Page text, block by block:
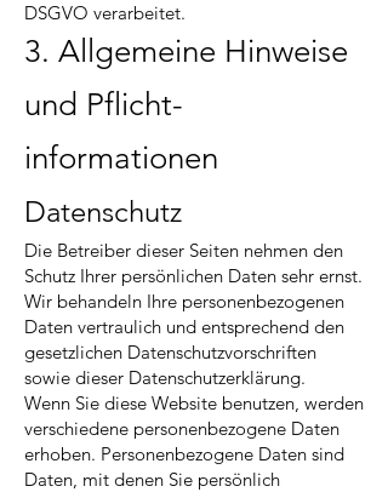
DSGVO verarbeitet.
3. Allgemeine Hinweise
und Pflicht­
informationen
Datenschutz
Die Betreiber dieser Seiten nehmen den
Schutz Ihrer persönlichen Daten sehr ernst.
Wir behandeln Ihre personenbezogenen
Daten vertraulich und entsprechend den
gesetzlichen Datenschutzvorschriften
sowie dieser Datenschutzerklärung.
Wenn Sie diese Website benutzen, werden
verschiedene personenbezogene Daten
erhoben. Personenbezogene Daten sind
Daten, mit denen Sie persönlich